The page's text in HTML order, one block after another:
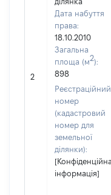
2
Дата набуття
права:
18.10.2010
Загальна
площа (м2):
898
Реєстраційний
номер
(кадастровий
номер для
земельної
ділянки):
[Конфіденційна
інформація]